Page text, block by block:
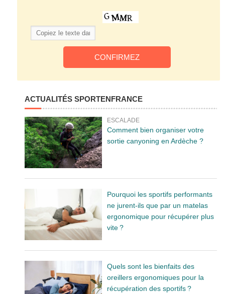
ACTUALITÉS SPORTENFRANCE
ESCALADE
Comment bien organiser votre
sortie canyoning en Ardèche ?
Pourquoi les sportifs performants
ne jurent-ils que par un matelas
ergonomique pour récupérer plus
vite ?
Quels sont les bienfaits des
oreillers ergonomiques pour la
récupération des sportifs ?